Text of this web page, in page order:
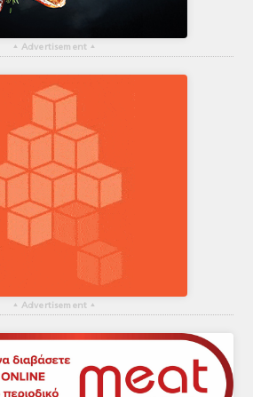
▴ Advertisement ▴
▴ Advertisement ▴